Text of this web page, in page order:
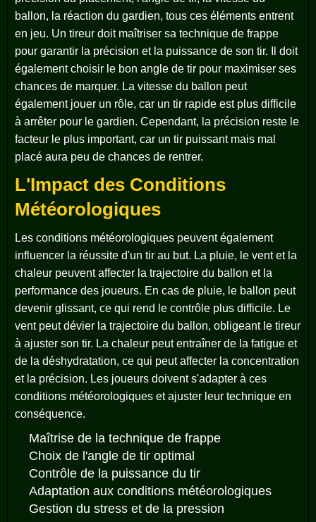
ballon, la réaction du gardien, tous ces éléments entrent
en jeu. Un tireur doit maîtriser sa technique de frappe
pour garantir la précision et la puissance de son tir. Il doit
également choisir le bon angle de tir pour maximiser ses
chances de marquer. La vitesse du ballon peut
également jouer un rôle, car un tir rapide est plus difficile
à arrêter pour le gardien. Cependant, la précision reste le
facteur le plus important, car un tir puissant mais mal
placé aura peu de chances de rentrer.
L'Impact des Conditions
Météorologiques
Les conditions météorologiques peuvent également
influencer la réussite d'un tir au but. La pluie, le vent et la
chaleur peuvent affecter la trajectoire du ballon et la
performance des joueurs. En cas de pluie, le ballon peut
devenir glissant, ce qui rend le contrôle plus difficile. Le
vent peut dévier la trajectoire du ballon, obligeant le tireur
à ajuster son tir. La chaleur peut entraîner de la fatigue et
de la déshydratation, ce qui peut affecter la concentration
et la précision. Les joueurs doivent s'adapter à ces
conditions météorologiques et ajuster leur technique en
conséquence.
Maîtrise de la technique de frappe
Choix de l'angle de tir optimal
Contrôle de la puissance du tir
Adaptation aux conditions météorologiques
Gestion du stress et de la pression